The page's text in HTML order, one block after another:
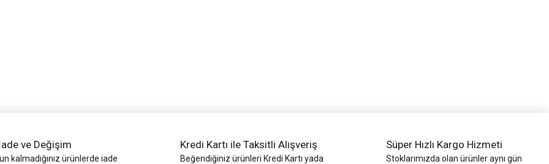
ve Değişim
kalmadığınız ürünlerde iade
Kredi Kartı ile Taksitli Alışveriş
Beğendiğiniz ürünleri Kredi Kartı yada
Süper Hızlı Kargo Hizmeti
Stoklarımızda olan ürünler aynı gün